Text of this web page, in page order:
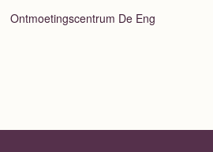
Ontmoetingscentrum De Eng